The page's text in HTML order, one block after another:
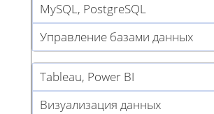
MySQL, PostgreSQL
Управление базами данных
Tableau, Power BI
Визуализация данных